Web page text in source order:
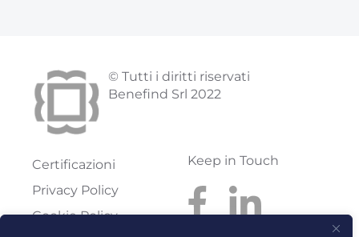
© Tutti i diritti riservati
Benefind Srl 2022
Certificazioni
Privacy Policy
Cookie Policy
Keep in Touch